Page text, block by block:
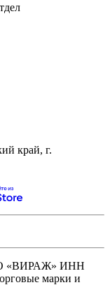
край, г.
«ВИРАЖ» ИНН
марки и